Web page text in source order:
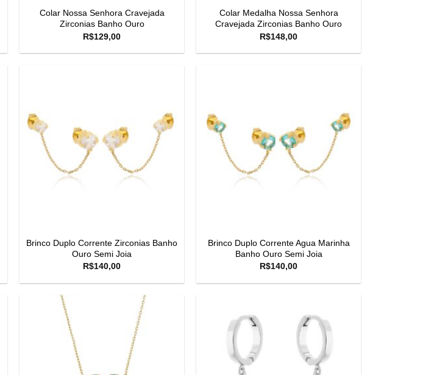
Colar Nossa Senhora Cravejada
Zirconias Banho Ouro
R$129,00
Colar Medalha Nossa Senhora
Cravejada Zirconias Banho Ouro
R$148,00
Brinco Duplo Corrente Zirconias Banho
Ouro Semi Joia
R$140,00
Brinco Duplo Corrente Agua Marinha
Banho Ouro Semi Joia
R$140,00